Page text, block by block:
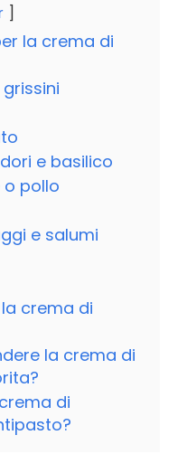
la crema di
e basilico
o pollo
e salumi
crema di
la crema di
di